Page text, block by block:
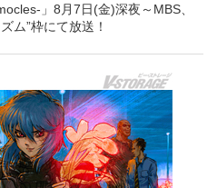
」8月7日(金)深夜～MBS、
ム”枠にて放送！